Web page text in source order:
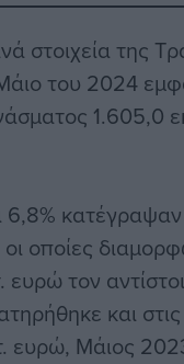
στοιχεία της
Μάιο του 2024
1.605,0
6,8%
οι οποίες
ευρώ τον
και
ευρώ, Μάιος